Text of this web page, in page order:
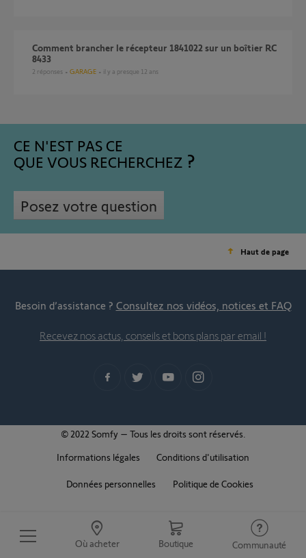
Où acheter Boutique Communauté
Comment brancher le récepteur 1841022 sur un boîtier RC
8433
2 réponses GARAGE il y a presque 12 ans
CE N'EST PAS CE
QUE VOUS RECHERCHEZ
Posez votre question
Haut de page
Besoin d’assistance ? Consultez nos vidéos, notices et FAQ
Recevez nos actus, conseils et bons plans par email !
© 2022 Somfy – Tous les droits sont réservés.
Informations légales
Conditions d'utilisation
Données personnelles Politique de Cookies